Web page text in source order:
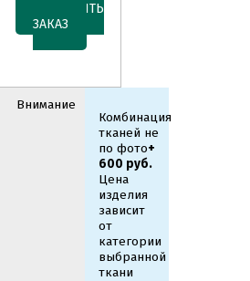
ОФОРМИТЬ
ЗАКАЗ
Внимание
Комбинация
тканей не
по фото+
600 руб.
Цена
изделия
зависит
от
категории
выбранной
ткани